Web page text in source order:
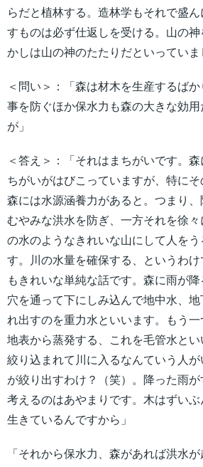
らだと植林する。造林学もそれで盛
すものは必ず仕返しを受ける。山の
かしは山の神のたたりだといっていま
＜問い＞：「森は材木を生産するば
事を防ぐほか保水力も森の大きな効
が」
＜答え＞：「それはまちがいです。
ちがいがはびこっていますが、特にそ
森には水源涵養力があると。つまり、
むやみな洪水を防ぎ、一方それを徐
の水のようなきれいな山にして人を
す。川の水量を確保する、というわ
もきれいな単純な話です。森に雨が
穴を通って下にしみ込んで地中水、
れ出すのを重力水といいます。もう
地表から蒸発する、これを毛管水と
絞り込まれて川に入るなんていう人
が絞り出すわけ？（笑）。降った雨
考えるのはあやまりです。木はずいぶ
生きているんですから」
「それから保水力、森があれば洪水